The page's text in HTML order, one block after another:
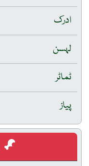
ادرک
لہسن
ٹماٹر
پیاز